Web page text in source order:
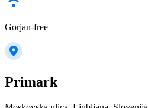
Gorjan-free
Primark